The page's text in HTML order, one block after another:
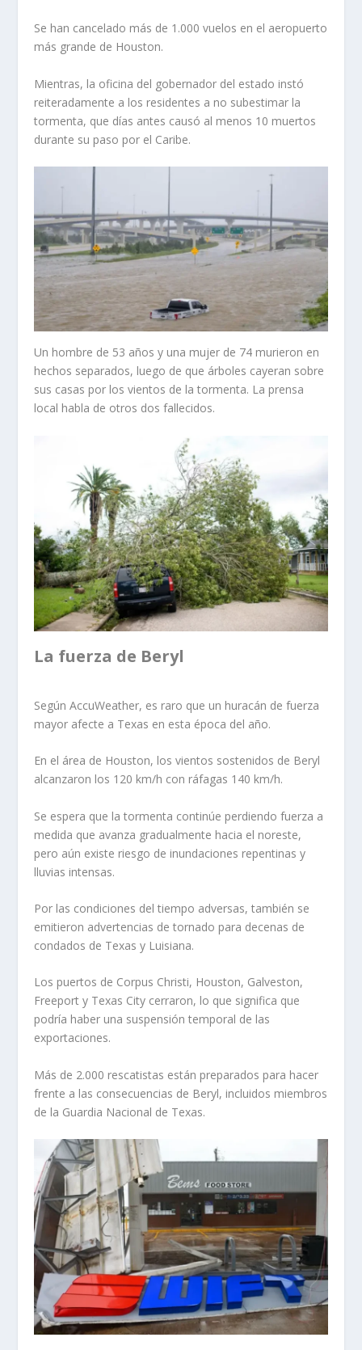
Se han cancelado más de 1.000 vuelos en el aeropuerto
más grande de Houston.
Mientras, la oficina del gobernador del estado instó
reiteradamente a los residentes a no subestimar la
tormenta, que días antes causó al menos 10 muertos
durante su paso por el Caribe.
Un hombre de 53 años y una mujer de 74 murieron en
hechos separados, luego de que árboles cayeran sobre
sus casas por los vientos de la tormenta. La prensa
local habla de otros dos fallecidos.
La fuerza de Beryl
Según AccuWeather, es raro que un huracán de fuerza
mayor afecte a Texas en esta época del año.
En el área de Houston, los vientos sostenidos de Beryl
alcanzaron los 120 km/h con ráfagas 140 km/h.
Se espera que la tormenta continúe perdiendo fuerza a
medida que avanza gradualmente hacia el noreste,
pero aún existe riesgo de inundaciones repentinas y
lluvias intensas.
Por las condiciones del tiempo adversas, también se
emitieron advertencias de tornado para decenas de
condados de Texas y Luisiana.
Los puertos de Corpus Christi, Houston, Galveston,
Freeport y Texas City cerraron, lo que significa que
podría haber una suspensión temporal de las
exportaciones.
Más de 2.000 rescatistas están preparados para hacer
frente a las consecuencias de Beryl, incluidos miembros
de la Guardia Nacional de Texas.